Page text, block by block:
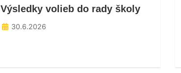
Výsledky volieb do rady školy
30.6.2026